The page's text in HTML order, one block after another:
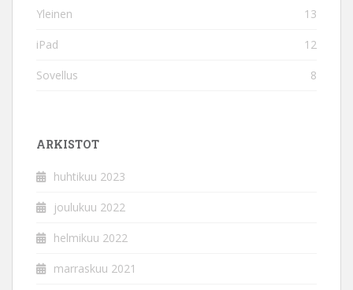
Yleinen 13
iPad 12
Sovellus 8
ARKISTOT
huhtikuu 2023
joulukuu 2022
helmikuu 2022
marraskuu 2021